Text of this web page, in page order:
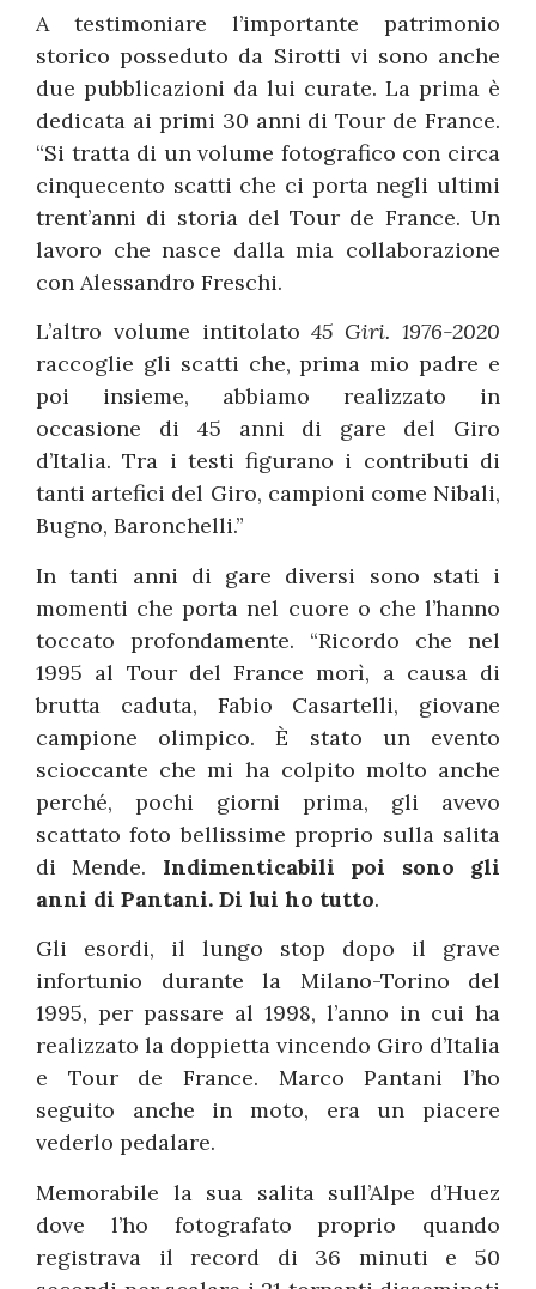
A testimoniare l’importante patrimonio
storico posseduto da Sirotti vi sono anche
due pubblicazioni da lui curate. La prima è
dedicata ai primi 30 anni di Tour de France.
“Si tratta di un volume fotografico con circa
cinquecento scatti che ci porta negli ultimi
trent’anni di storia del Tour de France. Un
lavoro che nasce dalla mia collaborazione
con Alessandro Freschi.
L’altro volume intitolato45 Giri. 1976-2020
raccoglie gli scatti che, prima mio padre e
poi insieme, abbiamo realizzato in
occasione di 45 anni di gare del Giro
d’Italia. Tra i testi figurano i contributi di
tanti artefici del Giro, campioni come Nibali,
Bugno, Baronchelli.”
In tanti anni di gare diversi sono stati i
momenti che porta nel cuore o che l’hanno
toccato profondamente. “Ricordo che nel
1995 al Tour del France morì, a causa di
brutta caduta, Fabio Casartelli, giovane
campione olimpico. È stato un evento
scioccante che mi ha colpito molto anche
perché, pochi giorni prima, gli avevo
scattato foto bellissime proprio sulla salita
di Mende. Indimenticabili poi sono gli
anni di Pantani. Di lui ho tutto.
Gli esordi, il lungo stop dopo il grave
infortunio durante la Milano-Torino del
1995, per passare al 1998, l’anno in cui ha
realizzato la doppietta vincendo Giro d’Italia
e Tour de France. Marco Pantani l’ho
seguito anche in moto, era un piacere
vederlo pedalare.
Memorabile la sua salita sull’Alpe d’Huez
dove l’ho fotografato proprio quando
registrava il record di 36 minuti e 50